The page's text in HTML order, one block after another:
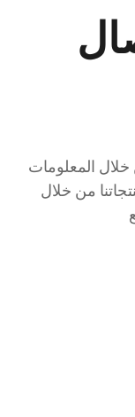
المعلومات
من خلال